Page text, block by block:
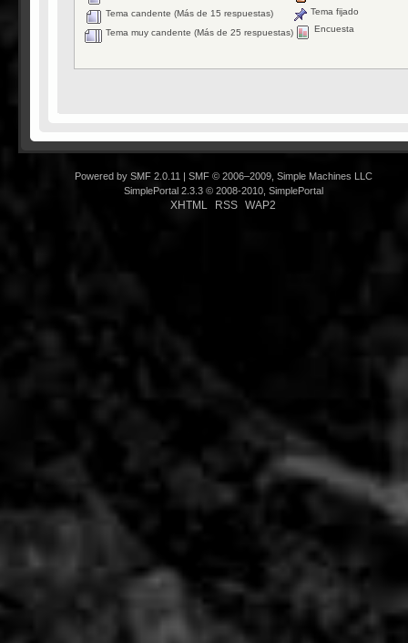
Tema candente (Más de 15 respuestas)
Tema muy candente (Más de 25 respuestas)
Tema fijado
Encuesta
Powered by SMF 2.0.11
SMF © 2006–2009, Simple Machines LLC
SimplePortal 2.3.3 © 2008-2010, SimplePortal
XHTML RSS WAP2